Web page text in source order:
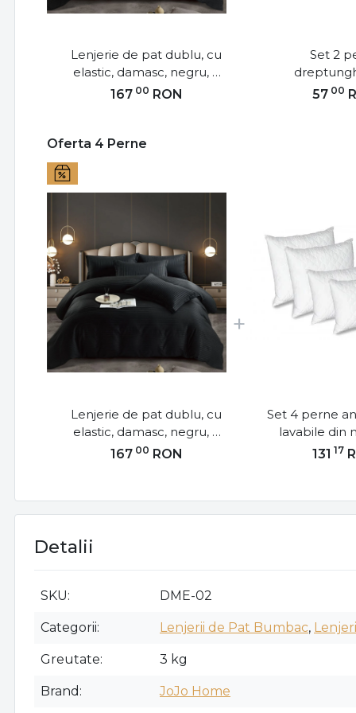
Lenjerie de pat dublu, cu
elastic, damasc, negru, 6
piese, DME-02
16700 RON
Set 2
microfibra
5700
Oferta 4 Perne
Lenjerie de pat dublu, cu
elastic, damasc, negru, 6
piese, DME-02
16700 RON
Set 4 perne
lavabile din
matlasata
02
131 17
Detalii
SKU DME-02
Categorii Lenjerii de Pat Bumbac,
Greutate 3 kg
Brand JoJo Home